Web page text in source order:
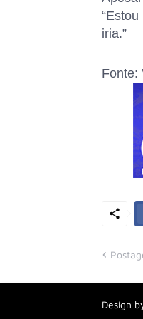
iria.”
Fonte:
Design